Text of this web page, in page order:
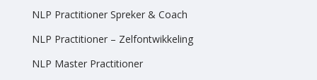
NLP Practitioner Spreker & Coach
NLP Practitioner – Zelfontwikkeling
NLP Master Practitioner